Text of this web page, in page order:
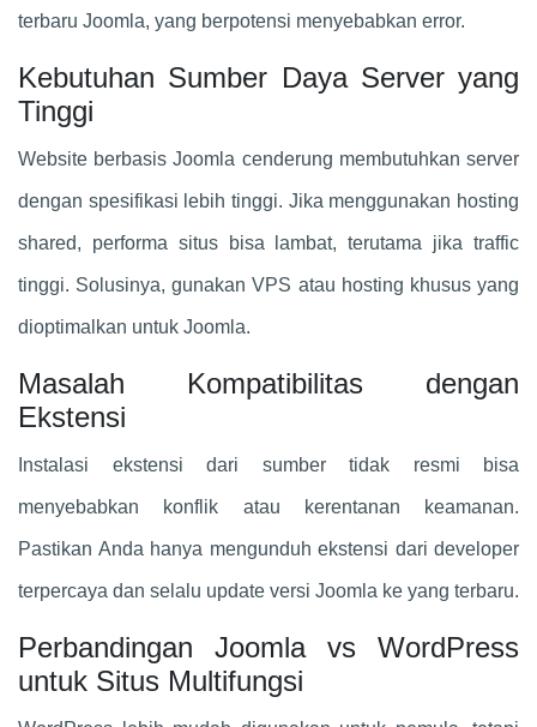
terbaru Joomla, yang berpotensi menyebabkan error.
Kebutuhan Sumber Daya Server yang
Tinggi
Website berbasis Joomla cenderung membutuhkan server
dengan spesifikasi lebih tinggi. Jika menggunakan hosting
shared, performa situs bisa lambat, terutama jika traffic
tinggi. Solusinya, gunakan VPS atau hosting khusus yang
dioptimalkan untuk Joomla.
Masalah Kompatibilitas dengan
Ekstensi
Instalasi ekstensi dari sumber tidak resmi bisa
menyebabkan konflik atau kerentanan keamanan.
Pastikan Anda hanya mengunduh ekstensi dari developer
terpercaya dan selalu update versi Joomla ke yang terbaru.
Perbandingan Joomla vs WordPress
untuk Situs Multifungsi